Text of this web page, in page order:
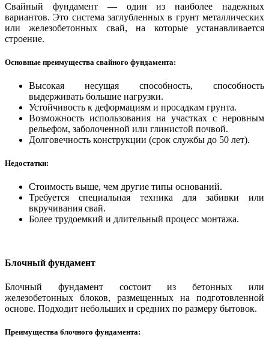
Свайный фундамент — один из наиболее надежных
вариантов. Это система заглубленных в грунт металлических
или железобетонных свай, на которые устанавливается
строение.
Основные преимущества свайного фундамента:
Высокая несущая способность, способность
выдерживать большие нагрузки.
Устойчивость к деформациям и просадкам грунта.
Возможность использования на участках с неровным
рельефом, заболоченной или глинистой почвой.
Долговечность конструкции (срок службы до 50 лет).
Недостатки:
Стоимость выше, чем другие типы оснований.
Требуется специальная техника для забивки или
вкручивания свай.
Более трудоемкий и длительный процесс монтажа.
Блочный фундамент
Блочный фундамент состоит из бетонных или
железобетонных блоков, размещенных на подготовленной
основе. Подходит небольших и средних по размеру бытовок.
Преимущества блочного фундамента: